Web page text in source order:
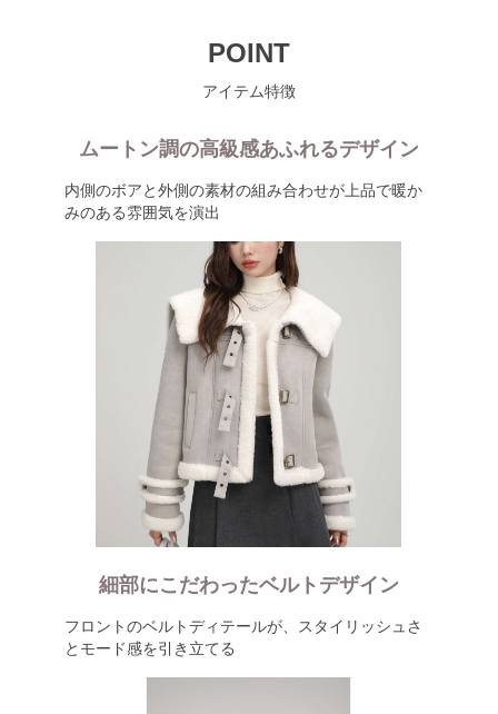
POINT
アイテム特徴
ムートン調の高級感あふれるデザイン
内側のボアと外側の素材の組み合わせが上品で暖か
みのある雰囲気を演出
細部にこだわったベルトデザイン
フロントのベルトディテールが、スタイリッシュさ
とモード感を引き立てる